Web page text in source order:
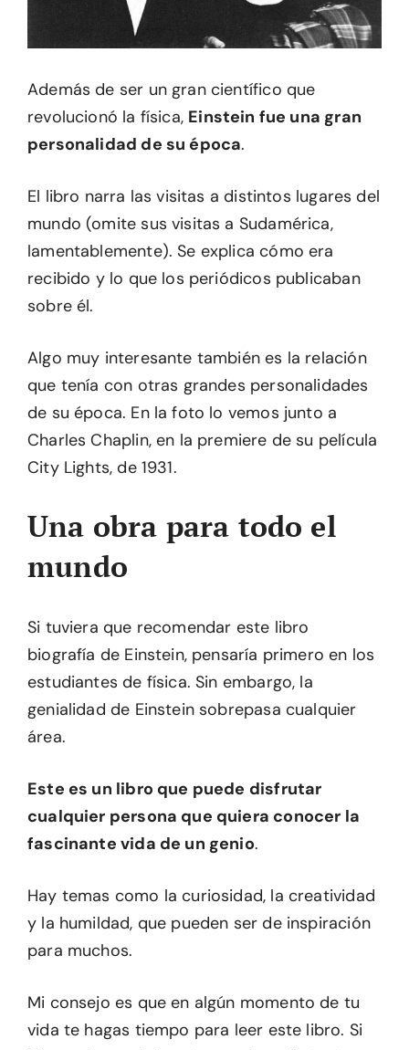
Además de ser un gran científico que
revolucionó la física, Einstein fue una gran
personalidad de su época.
El libro narra las visitas a distintos lugares del
mundo (omite sus visitas a Sudamérica,
lamentablemente). Se explica cómo era
recibido y lo que los periódicos publicaban
sobre él.
Algo muy interesante también es la relación
que tenía con otras grandes personalidades
de su época. En la foto lo vemos junto a
Charles Chaplin, en la premiere de su película
City Lights, de 1931.
Una obra para todo el
mundo
Si tuviera que recomendar este libro
biografía de Einstein, pensaría primero en los
estudiantes de física. Sin embargo, la
genialidad de Einstein sobrepasa cualquier
área.
Este es un libro que puede disfrutar
cualquier persona que quiera conocer la
fascinante vida de un genio.
Hay temas como la curiosidad, la creatividad
y la humildad, que pueden ser de inspiración
para muchos.
Mi consejo es que en algún momento de tu
vida te hagas tiempo para leer este libro. Si